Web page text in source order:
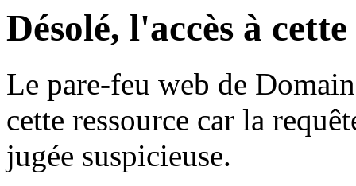
Désolé, l'accès à
Le pare-feu web de
cette ressource car la
jugée suspicieuse.